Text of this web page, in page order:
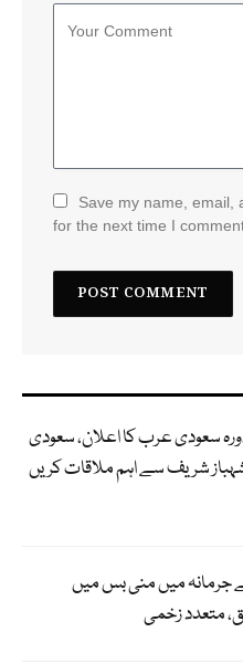
Save my name, email,
for the next time I
سعودی عرب کا اعلان، سعودی
شریف سے اہم ملاقات کریں
جرمانہ میں منی بس میں